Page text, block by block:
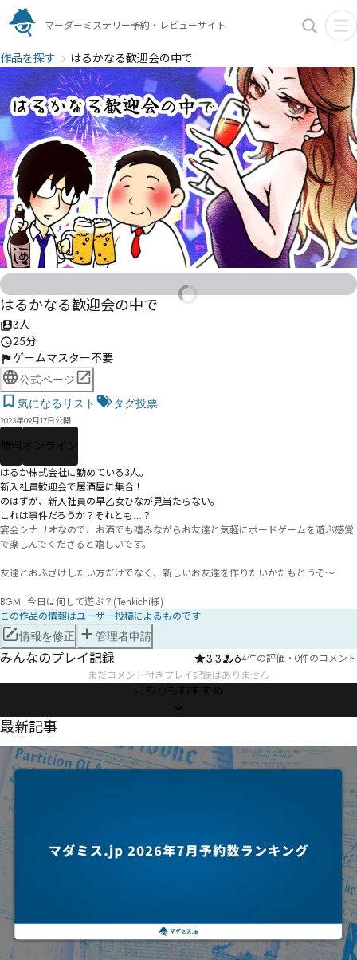
マーダーミステリー予約・レビューサイト
作品を探す はるかなる歓迎会の中で
はるかなる歓迎会の中で
3人
25分
ゲームマスター不要
公式ページ
気になるリスト
タグ投票
2023年09月17日公開
無料 オンライン
はるか株式会社に勤めている3人。
新入社員歓迎会で居酒屋に集合！
のはずが、新入社員の早乙女ひなが見当たらない。
これは事件だろうか？それとも…？
宴会シナリオなので、お酒でも嗜みながらお友達と気軽にボードゲームを遊ぶ感覚
で楽しんでくださると嬉しいです。
友達とおふざけしたい方だけでなく、新しいお友達を作りたいかたもどうぞ～
BGM: 今日は何して遊ぶ？(Tenkichi様)
この作品の情報はユーザー投稿によるものです
情報を修正 管理者申請
みんなのプレイ記録 3.3 64件の評価 ・ 0件のコメント
まだコメント付きプレイ記録はありません
こちらもおすすめ
NEWS
最新記事